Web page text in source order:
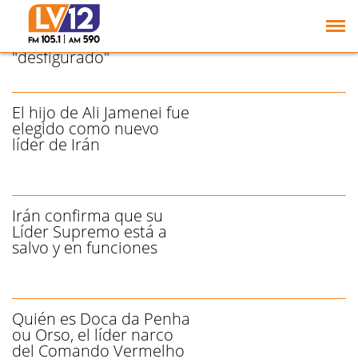
EE.UU. afirma que el
nuevo líder supremo
iraní está "herido" y
"desfigurado"
El hijo de Ali Jamenei fue
elegido como nuevo
líder de Irán
Irán confirma que su
Líder Supremo está a
salvo y en funciones
Quién es Doca da Penha
ou Orso, el líder narco
del Comando Vermelho